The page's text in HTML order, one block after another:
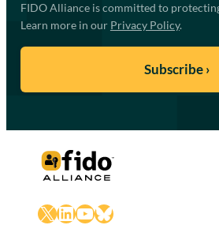
FIDO Alliance is committed to
Learn more in our Privacy Policy.
X LinkedIn
YouTube
Bluesky